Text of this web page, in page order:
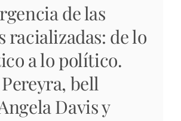
de las
racializadas: de lo
a lo político.
bell
Davis y